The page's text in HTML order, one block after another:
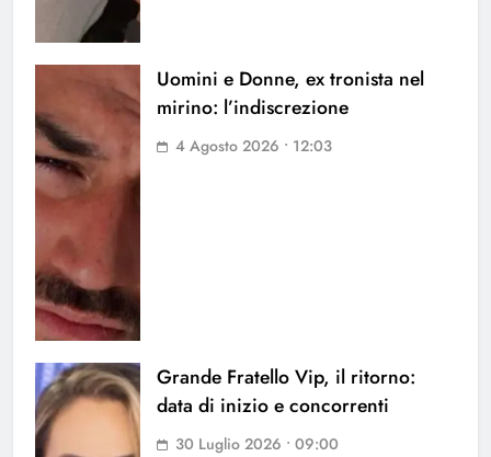
Uomini e Donne, ex tronista nel
mirino: l’indiscrezione
4 Agosto 2026 • 12:03
Grande Fratello Vip, il ritorno:
data di inizio e concorrenti
30 Luglio 2026 • 09:00